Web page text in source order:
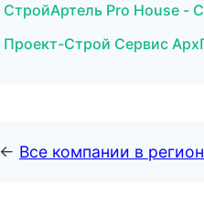
СтройАртель Pro House -
Проект-Строй Сервис
← Все компании в